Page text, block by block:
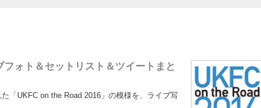
フォト＆セットリスト＆ツイートまと
「UKFC on the Road 2016」の模様を、ライブ写